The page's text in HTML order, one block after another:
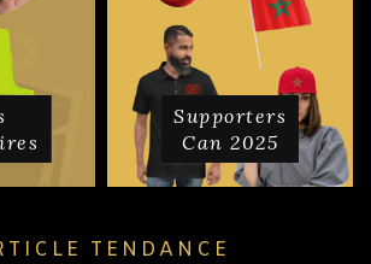
Supporters
Can 2025
TENDANCE